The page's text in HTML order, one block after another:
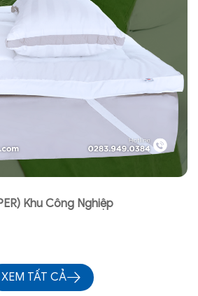
Khu Công Nghiệp
XEM TẤT CẢ